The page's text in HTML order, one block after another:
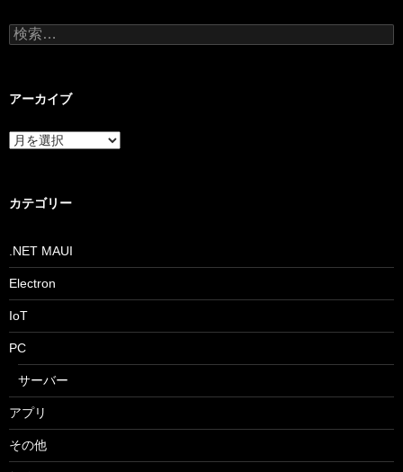
検
索:
アーカイブ
ア
ブ
カテゴリー
.NET MAUI
Electron
IoT
PC
サーバー
アプリ
その他